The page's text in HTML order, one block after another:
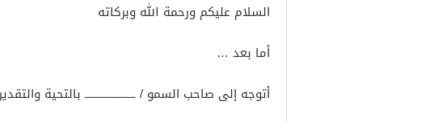
السلام عليكم ورحمة الله وبركاته
أما بعد …
أتوجه إلى صاحب السمو / ـــــــــــــــــــــ بالتحية